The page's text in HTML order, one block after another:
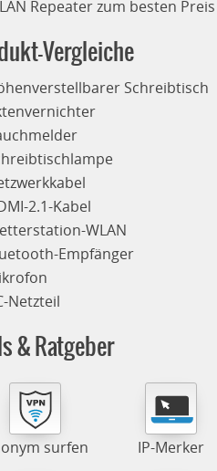
Repeater zum besten Preis
Vergleiche
Schreibtisch
2.1-Kabel
WLAN
Empfänger
Netzteil
& Ratgeber
surfen IP-Merker